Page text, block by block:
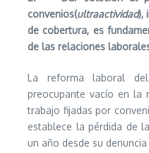
convenios(ultraactividad),
de cobertura, es
de las relaciones
La reforma laboral
preocupante vacío en la
trabajo fijadas por
establece la pérdida de la
un año desde su